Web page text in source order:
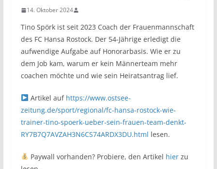
14. Oktober 2024
Tino Spörk ist seit 2023 Coach der Frauenmannschaft
des FC Hansa Rostock. Der 54-Jährige erledigt die
aufwendige Aufgabe auf Honorarbasis. Wie er zu
dem Job kam, warum er kein Männerteam mehr
coachen möchte und wie sein Heiratsantrag lief.
Artikel auf https://www.ostsee-
zeitung.de/sport/regional/fc-hansa-rostock-wie-
trainer-tino-spoerk-ueber-sein-frauen-team-denkt-
RY7B7Q7AVZAH3N6CS74ARDX3DU.html lesen.
Paywall vorhanden? Probiere, den Artikel hierzu